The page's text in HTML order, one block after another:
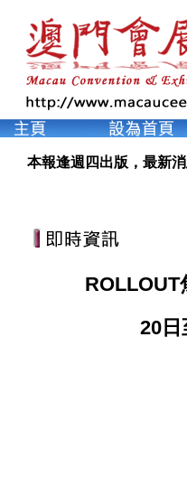
本報逢週四出版，最新
ROLLOUT
20日